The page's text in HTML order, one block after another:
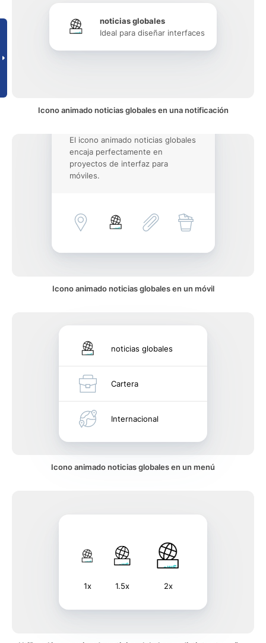
noticias globales
Ideal para diseñar interfaces
Icono animado noticias globales en una notificación
El icono animado noticias globales
encaja perfectamente en
proyectos de interfaz para
móviles.
Icono animado noticias globales en un móvil
noticias globales
Cartera
Internacional
Icono animado noticias globales en un menú
1x 1.5x 2x